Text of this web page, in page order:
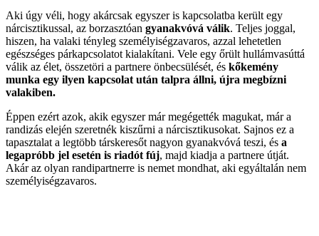
Aki úgy véli, hogy akárcsak egyszer is kapcsolatba került egy
nárcisztikussal, az borzasztóan gyanakvóvá válik. Teljes joggal,
hiszen, ha valaki tényleg személyiségzavaros, azzal lehetetlen
egészséges párkapcsolatot kialakítani. Vele egy őrült hullámvasúttá
válik az élet, összetöri a partnere önbecsülését, és kőkemény
munka egy ilyen kapcsolat után talpra állni, újra megbízni
valakiben.
Éppen ezért azok, akik egyszer már megégették magukat, már a
randizás elején szeretnék kiszűrni a nárcisztikusokat. Sajnos ez a
tapasztalat a legtöbb társkeresőt nagyon gyanakvóvá teszi, és a
legapróbb jel esetén is riadót fúj, majd kiadja a partnere útját.
Akár az olyan randipartnerre is nemet mondhat, aki egyáltalán nem
személyiségzavaros.